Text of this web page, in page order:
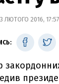
ЛЮТОГО 2016, 17:57